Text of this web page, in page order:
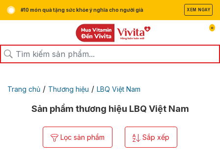
#10 món quà tặng sức khỏe ý nghĩa cho người già XEM NGAY
0
Trang chủ / Thương hiệu / LBQ Việt Nam
Sản phẩm thương hiệu LBQ Việt Nam
Lọc sản phẩm Sắp xếp